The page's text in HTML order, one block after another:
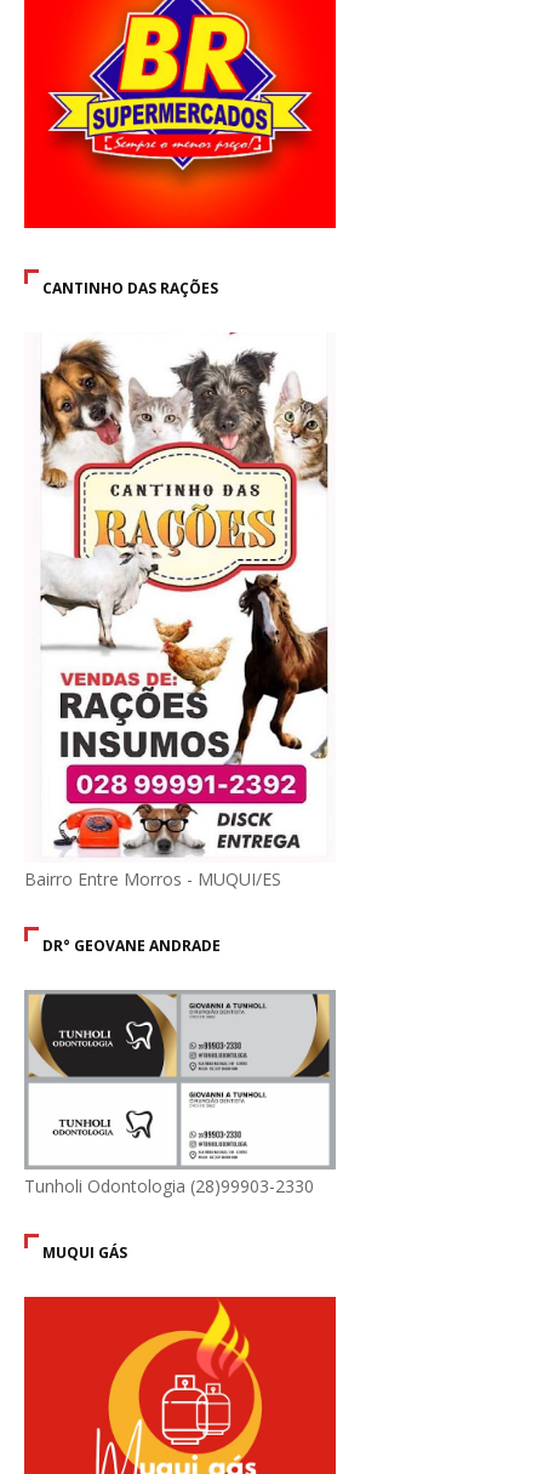
CANTINHO DAS RAÇÕES
Bairro Entre Morros - MUQUI/ES
DR° GEOVANE ANDRADE
Tunholi Odontologia (28)99903-2330
MUQUI GÁS